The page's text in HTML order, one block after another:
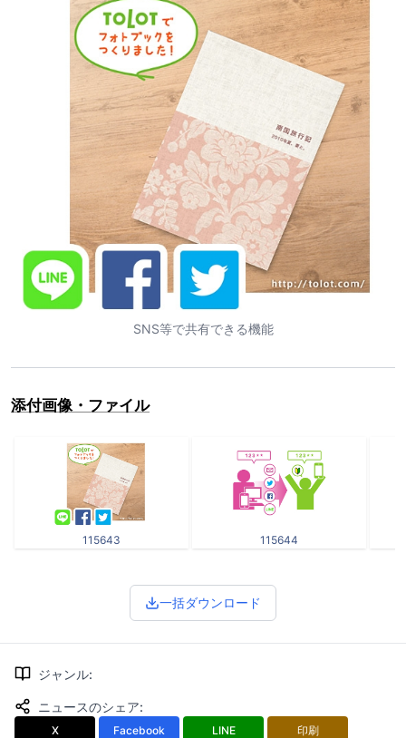
SNS等で共有できる機能
添付画像・ファイル
115643 115644
一括ダウンロード
ジャンル:
ニュースのシェア:
X Facebook LINE 印刷